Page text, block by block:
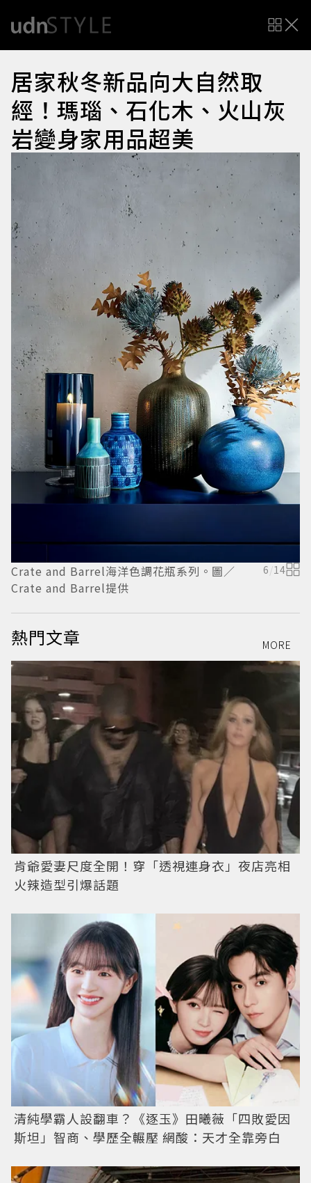
居家秋冬新品向大自然取
經！瑪瑙、石化木、火山灰
岩變身家用品超美
Crate and Barrel海洋色調花瓶系列。圖／
Crate and Barrel提供
6 /14
熱門文章 MORE
肯爺愛妻尺度全開！穿「透視連身衣」夜店亮相
火辣造型引爆話題
清純學霸人設翻車？《逐玉》田曦薇「四敗愛因
斯坦」智商、學歷全輾壓 網酸：天才全靠旁白